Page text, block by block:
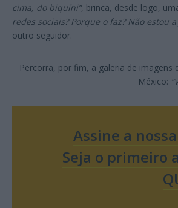
cima, do biquíni”, brinca, desde logo,
redes sociais? Porque o faz? Não estou
outro seguidor.
Percorra, por fim, a galeria de imagens
México:
Assine a
Seja o primeiro